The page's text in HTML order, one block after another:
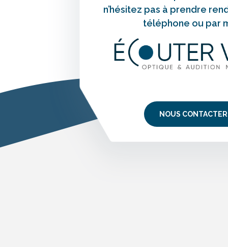
n’hésitez pas à prendre
téléphone ou par
NOUS CONTACTER